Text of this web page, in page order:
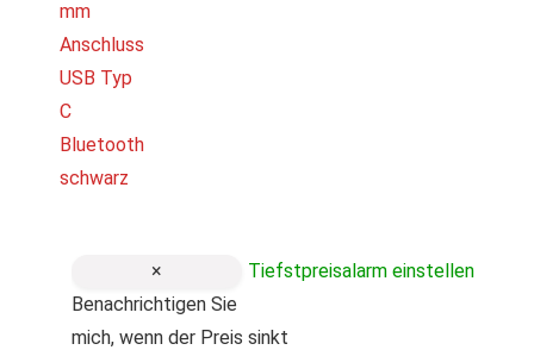
Tiefstpreisalarm einstellen
×
Benachrichtigen Sie
mich, wenn der Preis sinkt